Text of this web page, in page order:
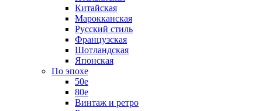
Китайская
Марокканская
Русский стиль
Французская
Шотландская
Японская
По эпохе
50е
80е
Винтаж и ретро